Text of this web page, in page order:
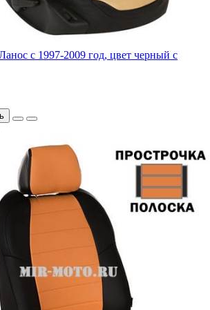
с 1997-2009 год, цвет черный с